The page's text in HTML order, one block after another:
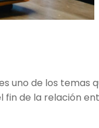
uno de los temas
fin de la relación